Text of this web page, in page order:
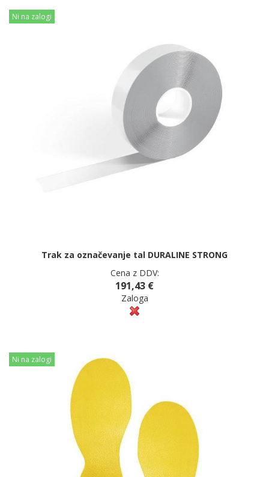
Ni na zalogi
Trak za označevanje tal DURALINE STRONG
Cena z DDV:
191,43 €
Zaloga
Ni na zalogi